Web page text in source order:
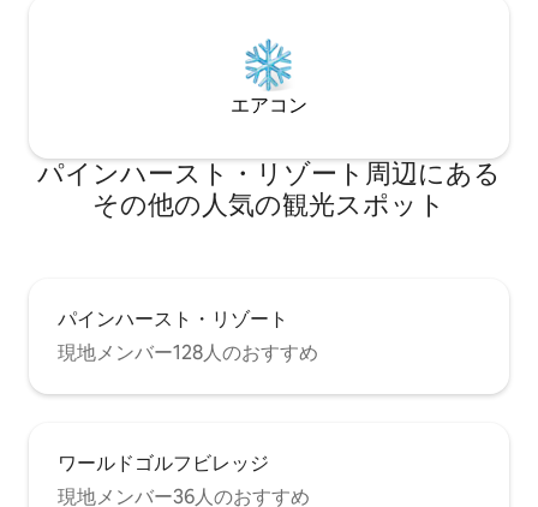
エアコン
パインハースト・リゾート⁠周⁠辺⁠に⁠あ⁠る
そ⁠の⁠他⁠の人⁠気⁠の観⁠光⁠ス⁠ポ⁠ッ⁠ト
パインハースト・リゾート
現地メンバー128人のおすすめ
ワールドゴルフビレッジ
現地メンバー36人のおすすめ